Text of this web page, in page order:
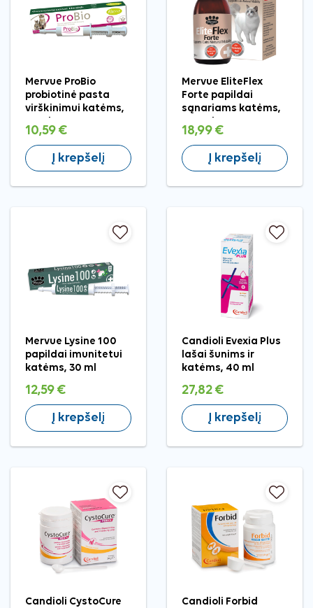
Mervue ProBio
probiotinė pasta
virškinimui katėms,
10,59 €
Į krepšelį
Mervue EliteFlex
Forte papildai
sąnariams katėms,
18,99 €
Į krepšelį
Mervue Lysine 100
papildai imunitetui
katėms, 30 ml
12,59 €
Į krepšelį
Candioli Evexia Plus
lašai šunims ir
katėms, 40 ml
27,82 €
Į krepšelį
Candioli CystoCure Candioli Forbid